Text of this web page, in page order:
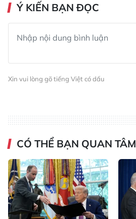
Ý KIẾN BẠN ĐỌC
Xin vui lòng gõ tiếng Việt có dấu
CÓ THỂ BẠN QUAN TÂM